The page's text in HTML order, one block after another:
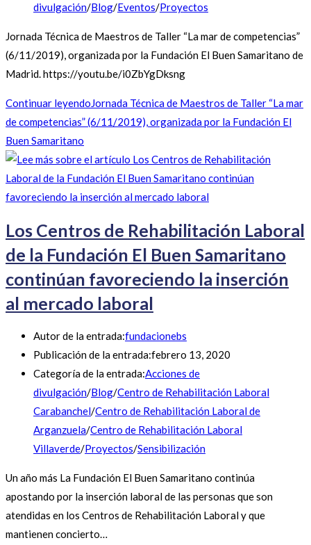
divulgación/Blog/Eventos/Proyectos
Jornada Técnica de Maestros de Taller “La mar de competencias”
(6/11/2019), organizada por la Fundación El Buen Samaritano de
Madrid. https://youtu.be/i0ZbYgDksng
Continuar leyendoJornada Técnica de Maestros de Taller “La mar
de competencias” (6/11/2019), organizada por la Fundación El
Buen Samaritano
Los Centros de Rehabilitación Laboral
de la Fundación El Buen Samaritano
continúan favoreciendo la inserción
al mercado laboral
Autor de la entrada:fundacionebs
Publicación de la entrada:febrero 13, 2020
Categoría de la entrada:Acciones de
divulgación/Blog/Centro de Rehabilitación Laboral
Carabanchel/Centro de Rehabilitación Laboral de
Arganzuela/Centro de Rehabilitación Laboral
Villaverde/Proyectos/Sensibilización
Un año más La Fundación El Buen Samaritano continúa
apostando por la inserción laboral de las personas que son
atendidas en los Centros de Rehabilitación Laboral y que
mantienen concierto…